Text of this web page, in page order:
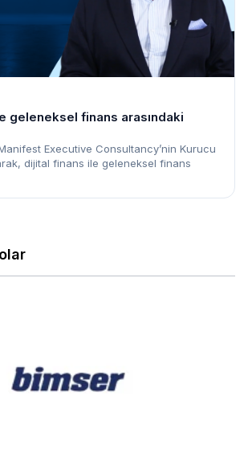
geleneksel finans arasındaki
Executive Consultancy’nin Kurucu
dijital finans ile geleneksel finans